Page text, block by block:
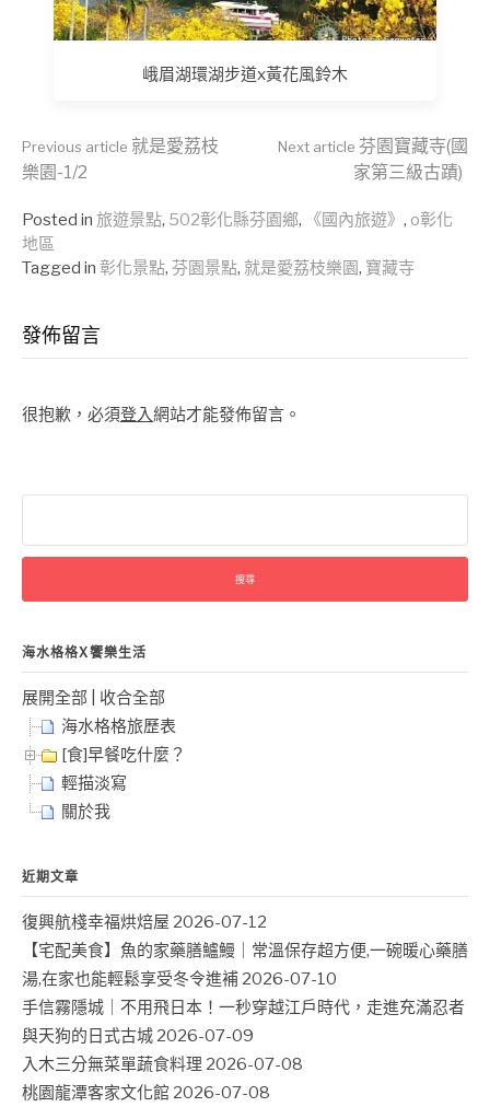
峨眉湖環湖步道x黃花風鈴木
Continue
Reading
Previous article 就是愛荔枝
樂園-1/2
Next article 芬園寶藏寺(國
家第三級古蹟)
Posted in 旅遊景點, 502彰化縣芬園鄉, 《國內旅遊》 , o彰化
地區
Tagged in 彰化景點, 芬園景點, 就是愛荔枝樂園, 寶藏寺
發佈留言
很抱歉，必須登入網站才能發佈留言。
關
字:
海水格格X饗樂生活
展開全部
收合全部
海水格格旅歷表
[食]早餐吃什麼？
輕描淡寫
關於我
近期文章
復興航棧幸福烘焙屋 2026-07-12
【宅配美食】魚的家藥膳鱸鰻｜常溫保存超方便,一碗暖心藥膳
湯,在家也能輕鬆享受冬令進補 2026-07-10
手信霧隱城｜不用飛日本！一秒穿越江戶時代，走進充滿忍者
與天狗的日式古城 2026-07-09
入木三分無菜單蔬食料理 2026-07-08
桃園龍潭客家文化館 2026-07-08